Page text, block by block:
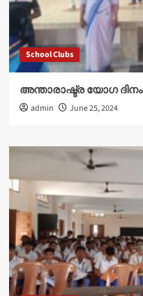
School Clubs
അന്താരാഷ്ട്ര യോഗ ദിനം
admin June 25, 2024